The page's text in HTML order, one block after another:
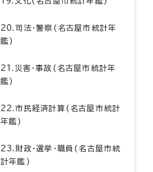
20.司法・警察(名古屋市統計年
鑑)
21.災害・事故(名古屋市統計年
鑑)
22.市民経済計算(名古屋市統計
年鑑)
23.財政・選挙・職員(名古屋市統
計年鑑)